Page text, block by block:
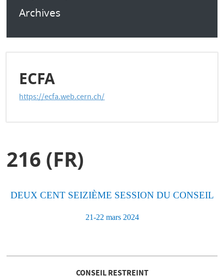
Archives
ECFA
https://ecfa.web.cern.ch/
216 (FR)
DEUX CENT SEIZIÈME SESSION DU CONSEIL
21-22 mars 2024
CONSEIL RESTREINT